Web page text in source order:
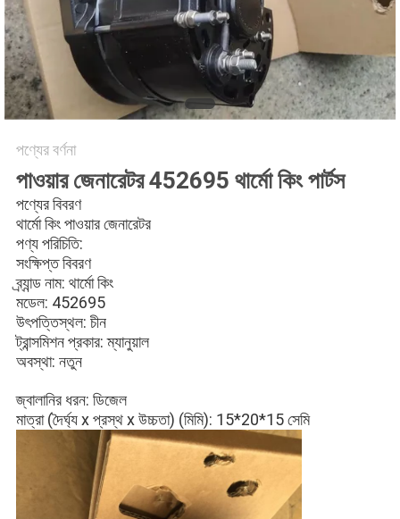
গোপনীয়তা
নীতি
পণ্যের বর্ণনা
পাওয়ার জেনারেটর 452695 থার্মো কিং পার্টস​
পণ্যের বিবরণ
থার্মো কিং পাওয়ার জেনারেটর
পণ্য পরিচিতি:
সংক্ষিপ্ত বিবরণ
ব্র্যান্ড নাম: থার্মো কিং
মডেল: 452695
উৎপত্তিস্থল: চীন
ট্রান্সমিশন প্রকার: ম্যানুয়াল
অবস্থা: নতুন
জ্বালানির ধরন: ডিজেল
মাত্রা (দৈর্ঘ্য x প্রস্থ x উচ্চতা) (মিমি): 15*20*15 সেমি